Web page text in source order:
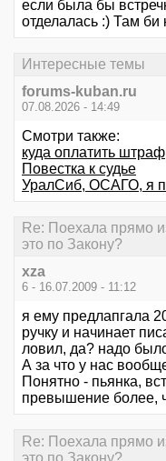
если была бы
отделалась :) Там би
Интересные темы
forums-kuban.ru
07.08.2026 - 14:49
Смотри также:
куда оплатить штраф
Повестка к судье
УралСиб, ОСАГО, я
Re: Поехала прямо
это по Закону?
xza
6 - 16.07.2009 - 11:12
я ему предлапгала
ручку и начинает
ловил, да? надо
А за что у нас
Понятно - пьянка,
превышение более,
Re: Поехала прямо
это по Закону?